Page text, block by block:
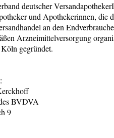
deutscher
und Apothekerinnen, die
an den
Arzneimittelversorgung
gegründet.
BVDVA
9